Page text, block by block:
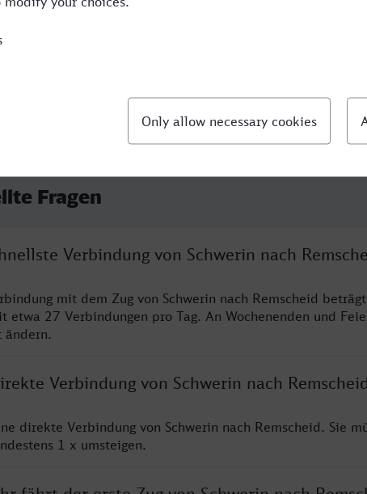
Fragen
Verbindung von Schwerin nach
mit dem Zug von Schwerin nach Remscheid
etwa 27 Verbindungen pro Tag. An Wochenenden und
ändern.
Verbindung von Schwerin nach
direkte Verbindung von Schwerin nach Remscheid. Sie
1 x umsteigen.